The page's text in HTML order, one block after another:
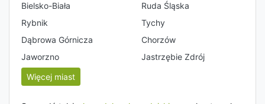
Bielsko-Biała
Ruda Śląska
Rybnik
Tychy
Dąbrowa Górnicza
Chorzów
Jaworzno
Jastrzębie Zdrój
Więcej miast